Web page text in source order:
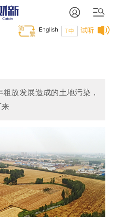
试听
T中
English
放发展造成的土地污染，